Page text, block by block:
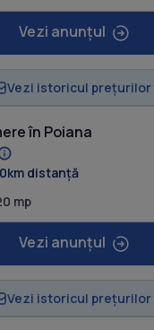
Vezi anunțul
Vezi istoricul prețurilor
în Poiana
distanță
mp
Vezi anunțul
Vezi istoricul prețurilor